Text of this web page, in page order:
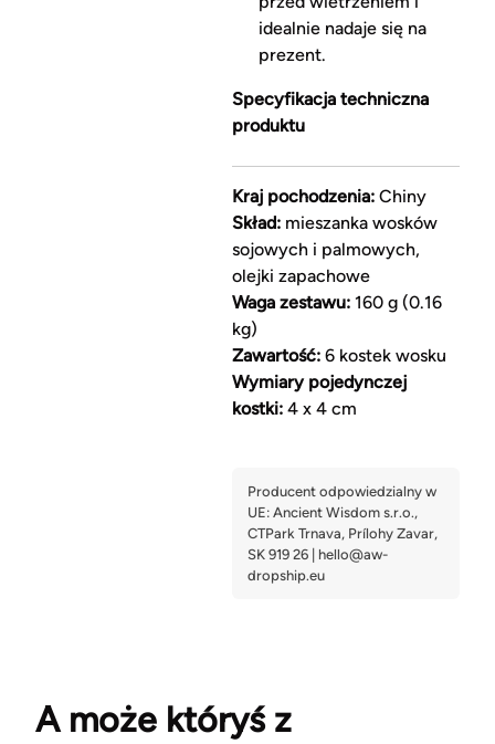
idealnie nadaje się na
prezent.
Specyfikacja techniczna
produktu
Kraj pochodzenia:Chiny
Skład:mieszanka wosków
sojowych i palmowych,
olejki zapachowe
Waga zestawu:160 g (0.16
kg)
Zawartość:6 kostek wosku
Wymiary pojedynczej
kostki:4 x 4 cm
A może któryś z